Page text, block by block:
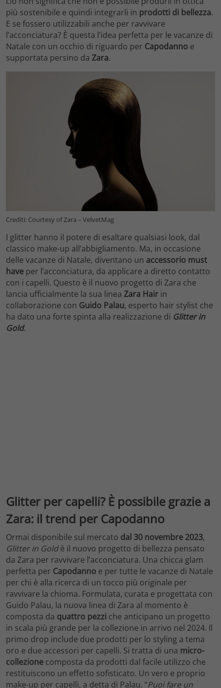
più sostenibile e quindi integrarli in prodotti di bellezza.
E se fossero utilizzabili anche per ravvivare
l’acconciatura? È questa l’idea perfetta per le vacanze di
Natale con un occhio di riguardo per Capodanno e
supportata persino da Zara.
Crediti: Courtesy of Zara – VelvetMag
I glitter hanno il potere di esaltare qualsiasi look, dal
classico make-up all’abbigliamento. Ma, in occasione
delle vacanze di Natale, diventano un accessorio must
have per l’acconciatura, da applicare a diretto contatto
con i capelli. Questo è il nuovo progetto di Zara che
lancia ufficialmente la sua linea Zara Hair in
collaborazione con Guido Palau, esperto hair stylist che
ha dato una forte spinta alla realizzazione di Glitter in
Gold.
Glitter per capelli? È possibile grazie a
Zara: il trend per Capodanno
Ormai disponibile sul mercato dal 30 novembre 2023,
Glitter in Goldè il nuovo progetto di bellezza pensato
da Zara per ravvivare l’acconciatura. Una chicca glam
perfetta per Capodanno e per tutte le vacanze di Natale
per chi è alla ricerca di un tocco più originale per
ravvivare la chioma. Formulata, curata e progettata con
Guido Palau, la nuova linea di Zara al momento è
composta da quattro pezzi che anticipano un progetto
in scala più grande per la collezione in arrivo nel 2024. Il
primo drop include due prodotti per lo styling a tema
oro e due accessori per capelli. Si tratta di una micro-
collezione composta da prodotti dal facile utilizzo che
restituiscono un effetto sofisticato. Un vero e proprio
make-up per capelli, a detta di Palau. “Puoi fare un